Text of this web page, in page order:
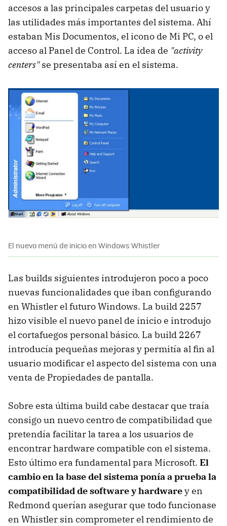
accesos a las principales carpetas del usuario y
las utilidades más importantes del sistema. Ahí
estaban Mis Documentos, el icono de Mi PC, o el
acceso al Panel de Control. La idea de "activity
centers"se presentaba así en el sistema.
El nuevo menú de inicio en Windows Whistler
Las builds siguientes introdujeron poco a poco
nuevas funcionalidades que iban configurando
en Whistler el futuro Windows. La build 2257
hizo visible el nuevo panel de inicio e introdujo
el cortafuegos personal básico. La build 2267
introducía pequeñas mejoras y permitía al fin al
usuario modificar el aspecto del sistema con una
venta de Propiedades de pantalla.
Sobre esta última build cabe destacar que traía
consigo un nuevo centro de compatibilidad que
pretendía facilitar la tarea a los usuarios de
encontrar hardware compatible con el sistema.
Esto último era fundamental para Microsoft. El
cambio en la base del sistema ponía a prueba la
compatibilidad de software y hardwarey en
Redmond querían asegurar que todo funcionase
en Whistler sin comprometer el rendimiento de